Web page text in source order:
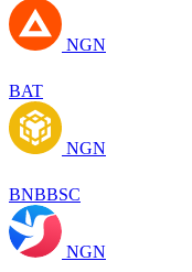
NGN
BAT
NGN
BNBBSC
NGN